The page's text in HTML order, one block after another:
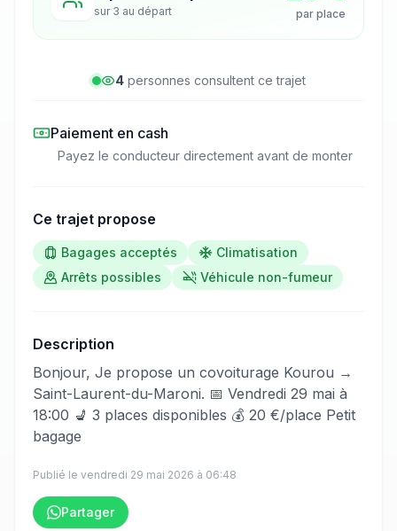
sur 3 au départ par place
4personnes consultentce trajet
Paiement en cash
Payez le conducteur directement avant de monter
Ce trajet propose
Bagages acceptés
Climatisation
Arrêts possibles
Véhicule non-fumeur
Description
​‌​‍​‌‌​​​‌‌​‌‌​‌‌​‌​‌‌‌​​​​​‌‌‌​​​‌​‌‌‌​​​‌​‌‌​‌‌‌‌​​‌‌​‌‌​​‌‌​‌​‌‌​‌‌​‌​‌‌​​‌‌​​​​​​‌‌​​​​​​‌‌​​​​​​‌‌​​​‌​‌‌​‌​​‌​‌‌​​‌​‌​​‌‌​​​​​​‌‌​‌​​​‌‌‌​‌​‌​‌‌​​‌‌‌​‌‌​​​‌​​‌‌​​‌‌​​‌‌‌​‌‌‌​‌‌​​​‌​​​‌‌‌​​​​​‌‌​‌​‌‍Bonjour, Je propose un covoiturage Kourou →
Saint-Laurent-du-Maroni. 📅 Vendredi 29 mai à
18:00 💺 3 places disponibles 💰 20 €/place Petit
bagage
Publié le vendredi 29 mai 2026 à 06:48
Partager